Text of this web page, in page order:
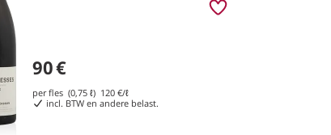
90€
per fles (0,75 ℓ) 120 €/ℓ
incl. BTW en andere belast.